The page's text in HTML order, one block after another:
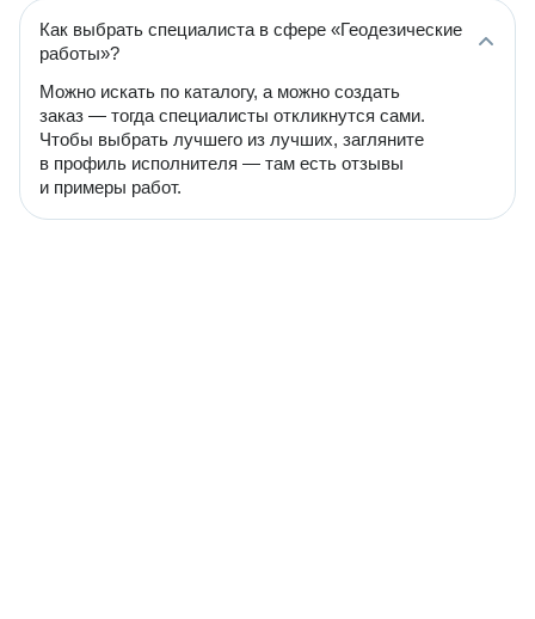
Как выбрать специалиста в сфере «Геодезические
работы»?
Можно искать по каталогу, а можно создать
заказ — тогда специалисты откликнутся сами.
Чтобы выбрать лучшего из лучших, загляните
в профиль исполнителя — там есть отзывы
и примеры работ.